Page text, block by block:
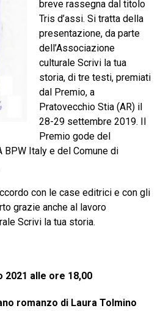
breve rassegna dal titolo
Tris d’assi. Si tratta della
presentazione, da parte
dell’Associazione
culturale Scrivi la tua
storia, di tre testi, premiati
dal Premio, a
Pratovecchio Stia (AR) il
28-29 settembre 2019. Il
Premio gode del
BPW Italy e del Comune di
con le case editrici e con gli
grazie anche al lavoro
Scrivi la tua storia.
2021 alle ore 18,00
romanzo di Laura Tolmino